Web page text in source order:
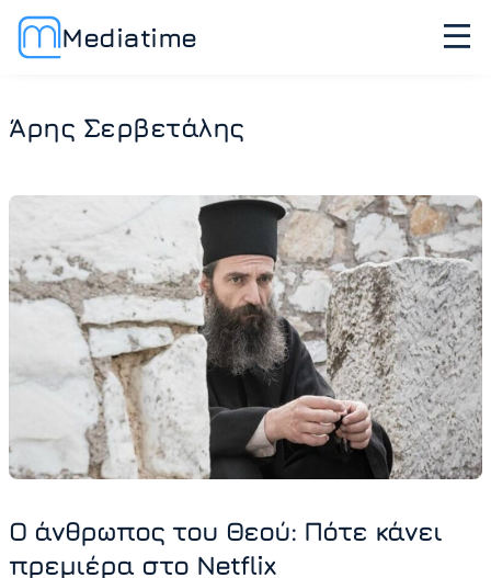
Mediatime
Άρης Σερβετάλης
Ο άνθρωπος του Θεού: Πότε κάνει
πρεμιέρα στο Netflix